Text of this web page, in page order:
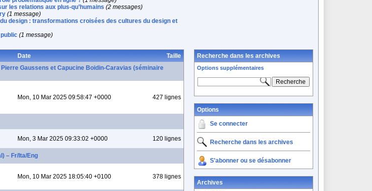
les relations aux plus-qu’humains (2 messages)
(1 message)
design : transformations croisées des cultures du design et
(1 message)
Date
Taille
Gaussens et Capucine Boidin-Caravias (séminaire
Mon, 10 Mar 2025 09:58:47 +0000 427 lignes
Mon, 3 Mar 2025 09:33:02 +0000 120 lignes
– Fr/Ita/Eng
Mon, 10 Mar 2025 18:05:40 +0100 378 lignes
Recherche dans les archives
Options supplémentaires
Options
Se connecter
Recherche dans les archives
S'abonner ou se désabonner
Archives